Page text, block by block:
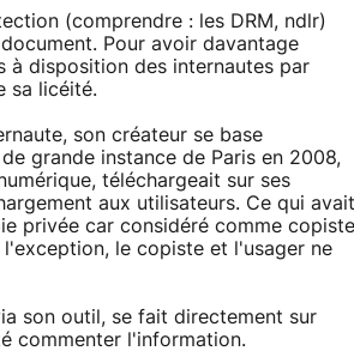
(comprendre : les DRM, ndlr)
Pour avoir davantage
à disposition des internautes par
sa licéité.
son créateur se base
grande instance de Paris en 2008,
téléchargeait sur ses
aux utilisateurs. Ce qui avait
privée car considéré comme copiste
le copiste et l'usager ne
son outil, se fait directement sur
commenter l'information.